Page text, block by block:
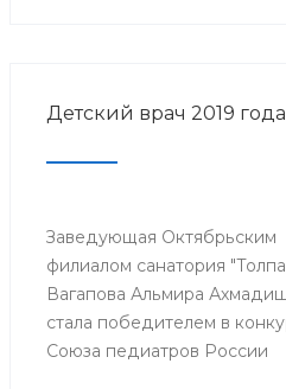
Детский врач 2019 года
Заведующая Октябрьским
филиалом санатория
Вагапова Альмира
стала победителем в
Союза педиатров России